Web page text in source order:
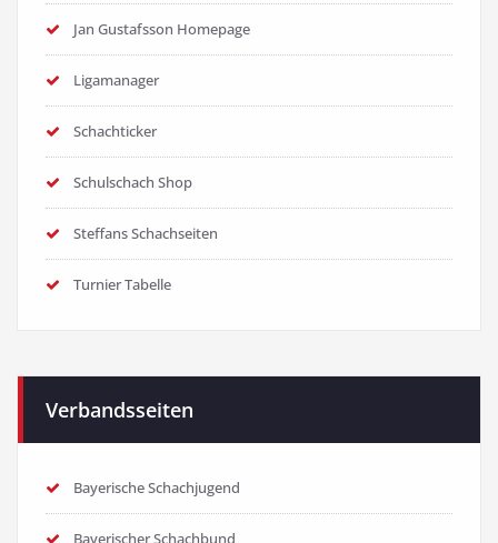
Jan Gustafsson Homepage
Ligamanager
Schachticker
Schulschach Shop
Steffans Schachseiten
Turnier Tabelle
Verbandsseiten
Bayerische Schachjugend
Bayerischer Schachbund